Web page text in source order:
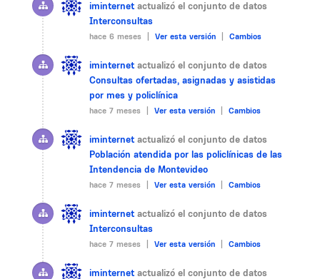
iminternet actualizó el conjunto de datos
Interconsultas
hace 6 meses | Ver esta versión Cambios
iminternet actualizó el conjunto de datos
Consultas ofertadas, asignadas y asistidas
por mes y policlínica
hace 7 meses | Ver esta versión Cambios
iminternet actualizó el conjunto de datos
Población atendida por las policlínicas de las
Intendencia de Montevideo
hace 7 meses | Ver esta versión Cambios
iminternet actualizó el conjunto de datos
Interconsultas
hace 7 meses | Ver esta versión Cambios
iminternet actualizó el conjunto de datos